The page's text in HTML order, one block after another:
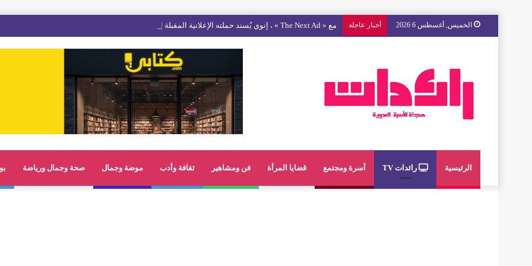
الخميس, أغسطس 6 2026 أخبار عاجلة مع « The Next Ad » ، إنوي يُسند حملته الإعلانية المقبلة إلى الشباب المغربي
الرئيسية رائدات TV أسرة ومجتمع قضايا المرأة فن ومشاهير ثقافة وأدب موضة وجمال صحة وجمال ورياضة